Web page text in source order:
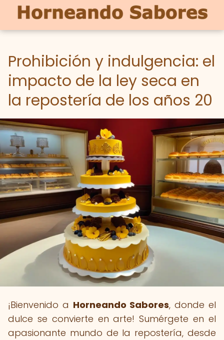
Prohibición y indulgencia: el
impacto de la ley seca en
la repostería de los años 20
¡Bienvenido a Horneando Sabores, donde el
dulce se convierte en arte! Sumérgete en el
apasionante mundo de la repostería, desde